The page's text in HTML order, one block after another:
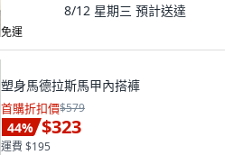
8/12 星期三 預計送達
免運
塑身馬德拉斯馬甲內搭褲
首購折扣價$579
44% $323
運費 $195